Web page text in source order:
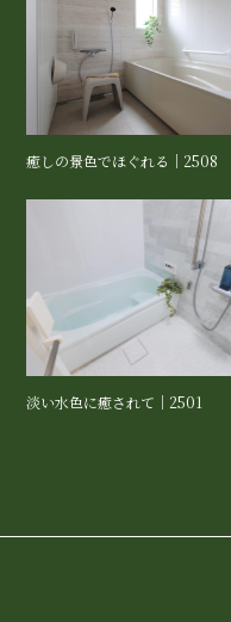
癒しの景色でほぐれる｜2508
淡い水色に癒されて｜2501